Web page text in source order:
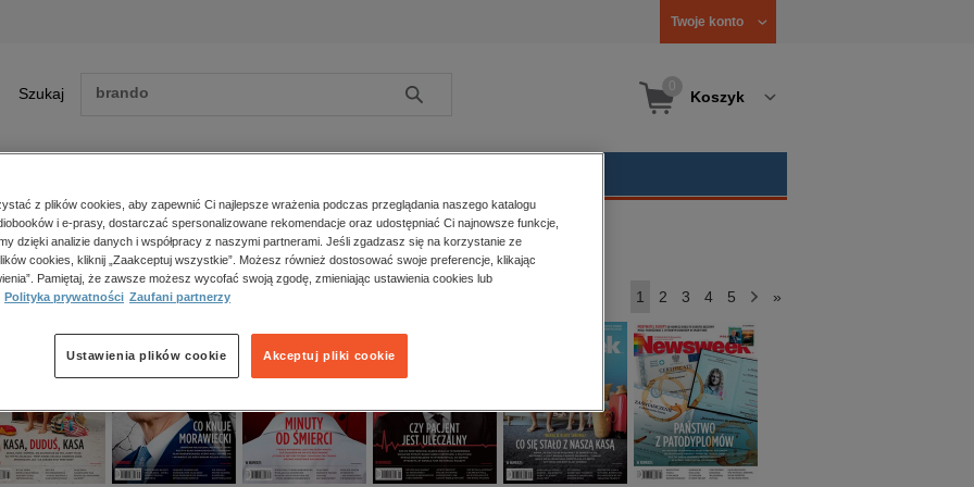
Twoje konto
Szukaj Szukaj Koszyk
Zobacz wszystkie E-prasa
polityka, społeczno-informacyjne
psychologiczne
popularno-naukowe
religie
główna e-prasa polityka, społeczno-informacyjne Newsweek Polska Numery archiwalne
Polska
1 2 3 4 5 > »
z plików cookies, aby zapewnić Ci najlepsze wrażenia podczas przeglądania naszego katalogu
i e-prasy, dostarczać spersonalizowane rekomendacje oraz udostępniać Ci najnowsze funkcje,
dzięki analizie danych i współpracy z naszymi partnerami. Jeśli zgadzasz się na korzystanie ze
cookies, kliknij „Zaakceptuj wszystkie”. Możesz również dostosować swoje preferencje, klikając
Pamiętaj, że zawsze możesz wycofać swoją zgodę, zmieniając ustawienia cookies lub
Polityka prywatności Zaufani partnerzy
Akceptuj pliki cookie
Ustawienia plików cookie